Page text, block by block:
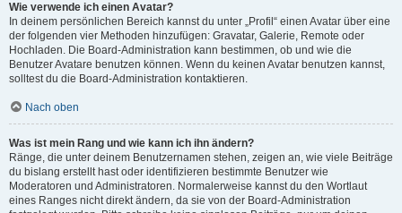
Wie verwende ich einen Avatar?
In deinem persönlichen Bereich kannst du unter „Profil“ einen Avatar über eine
der folgenden vier Methoden hinzufügen: Gravatar, Galerie, Remote oder
Hochladen. Die Board-Administration kann bestimmen, ob und wie die
Benutzer Avatare benutzen können. Wenn du keinen Avatar benutzen kannst,
solltest du die Board-Administration kontaktieren.
Nach oben
Was ist mein Rang und wie kann ich ihn ändern?
Ränge, die unter deinem Benutzernamen stehen, zeigen an, wie viele Beiträge
du bislang erstellt hast oder identifizieren bestimmte Benutzer wie
Moderatoren und Administratoren. Normalerweise kannst du den Wortlaut
eines Ranges nicht direkt ändern, da sie von der Board-Administration